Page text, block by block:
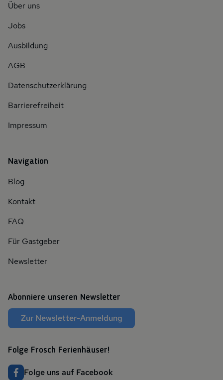
Über uns
Jobs
Ausbildung
AGB
Datenschutzerklärung
Barrierefreiheit
Impressum
Navigation
Blog
Kontakt
FAQ
Für Gastgeber
Newsletter
Abonniere unseren Newsletter
Zur Newsletter-Anmeldung
Folge Frosch Ferienhäuser!
Folge uns auf Facebook